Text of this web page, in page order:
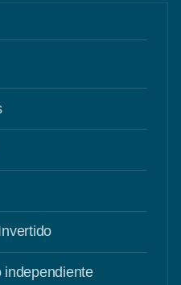
independiente